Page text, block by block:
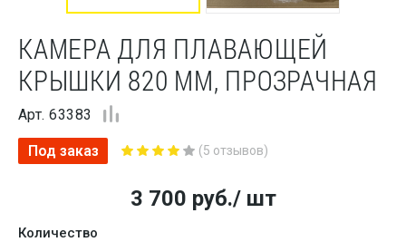
КАМЕРА ДЛЯ ПЛАВАЮЩЕЙ
КРЫШКИ 820 ММ, ПРОЗРАЧНАЯ
Арт. 63383
Под заказ (5 отзывов)
3 700 руб./ шт
Количество